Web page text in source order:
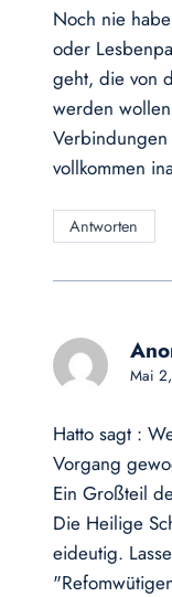
Noch nie
oder
geht, die von
werden
vollkommen
Antworten
Mai
Hatto sagt :
Vorgang
Ein Großteil
Die Heilige
eideutig.